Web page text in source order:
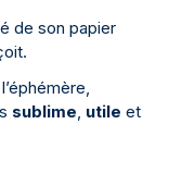
de son papier
sublime utile et